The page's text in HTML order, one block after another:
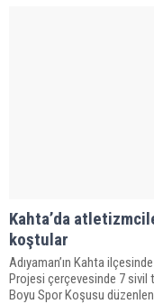
Kahta’da
koştular
Adıyaman’ın Kahta
Projesi çerçevesinde 7 sivil
Boyu Spor Koşusu